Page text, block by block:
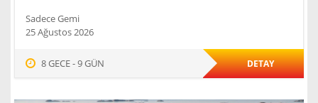
Sadece Gemi
25 Ağustos 2026
8 GECE - 9 GÜN DETAY